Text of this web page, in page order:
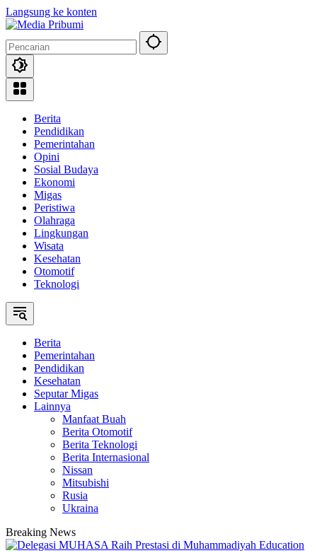
Langsung ke konten
Berita
Pendidikan
Pemerintahan
Opini
Sosial Budaya
Ekonomi
Migas
Peristiwa
Olahraga
Lingkungan
Wisata
Kesehatan
Otomotif
Teknologi
Berita
Pemerintahan
Pendidikan
Kesehatan
Seputar Migas
Lainnya
Manfaat Buah
Berita Otomotif
Berita Teknologi
Berita Internasional
Nissan
Mitsubishi
Rusia
Ukraina
Breaking News